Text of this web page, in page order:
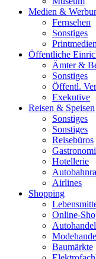
Medien &
Fernsehen
Sonstiges
Printmedien
Öffentliche
Ämter &
Sonstiges
Öffentl.
Exekutive
Reisen & Speisen
Sonstiges
Sonstiges
Reisebüros
Hotellerie
Airlines
Shopping
Online-
Autohandel
Baumärkte